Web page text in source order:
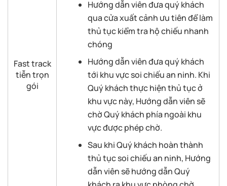
Fast track
tiễn trọn
gói
Hướng dẫn viên đưa quý khách
qua cửa xuất cảnh ưu tiên để làm
thủ tục kiểm tra hộ chiếu nhanh
chóng
Hướng dẫn viên đưa quý khách
tới khu vực soi chiếu an ninh. Khi
Quý khách thực hiện thủ tục ở
khu vực này, Hướng dẫn viên sẽ
chờ Quý khách phía ngoài khu
vực được phép chờ.
Sau khi Quý khách hoàn thành
thủ tục soi chiếu an ninh, Hướng
dẫn viên sẽ hướng dẫn Quý